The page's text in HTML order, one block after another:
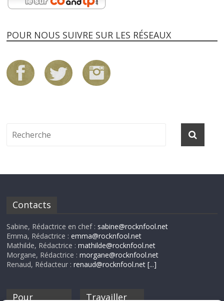
POUR NOUS SUIVRE SUR LES RÉSEAUX
Contacts
Sabine, Rédactrice en chef : sabine@rocknfool.net
Emma, Rédactrice :emma@rocknfool.net
Mathilde, Rédactrice :mathilde@rocknfool.net
Morgane, Rédactrice :morgane@rocknfool.net
Renaud, Rédacteur :renaud@rocknfool.net [...]
Pour Travailler